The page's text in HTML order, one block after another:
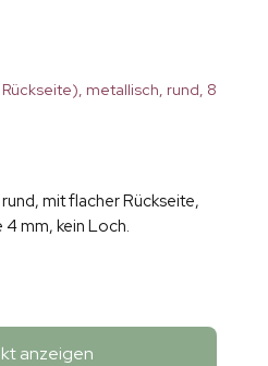
metallisch, rund, 8
mit flacher Rückseite,
mm, kein Loch.
anzeigen